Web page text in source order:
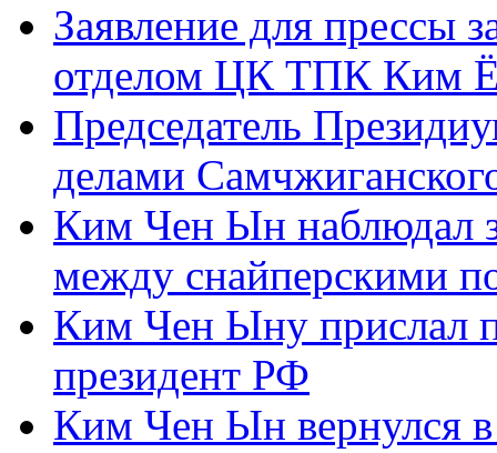
Заявление для прессы
отделом ЦК ТПК Ким
Председатель
делами
Ким Чен Ын наблюдал
между снайперскими
Ким Чен Ыну прислал
президент РФ
Ким Чен Ын вернулся